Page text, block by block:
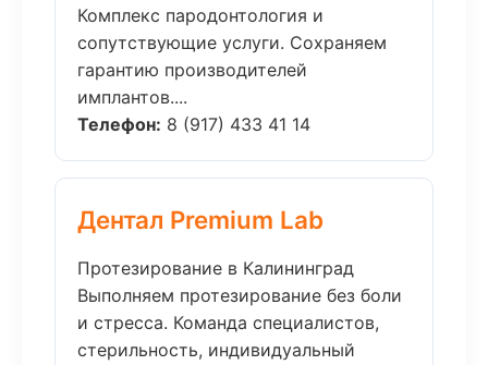
Комплекс пародонтология и
сопутствующие услуги. Сохраняем
гарантию производителей
имплантов....
Телефон: 8 (917) 433 41 14
Дентал Premium Lab
Протезирование в Калининград
Выполняем протезирование без боли
и стресса. Команда специалистов,
стерильность, индивидуальный